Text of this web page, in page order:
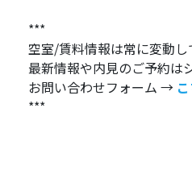
***
空室/賃料情報は常に変動し
最新情報や内見のご予約は
お問い合わせフォーム →
***